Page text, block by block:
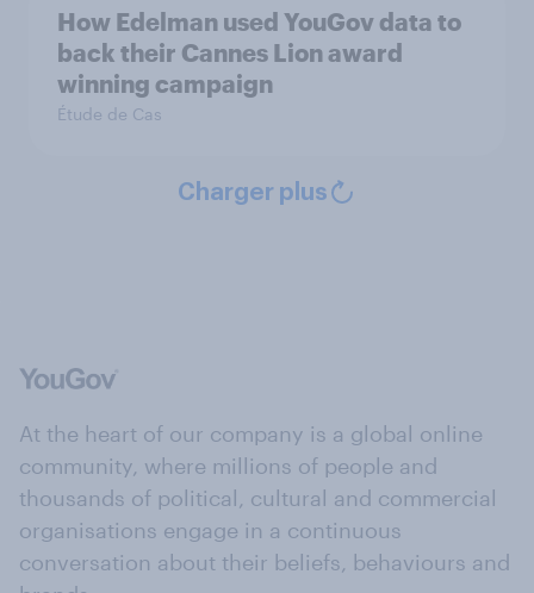
How Edelman used YouGov data to
back their Cannes Lion award
winning campaign
Étude de Cas
Charger plus
At the heart of our company is a global online
community, where millions of people and
thousands of political, cultural and commercial
organisations engage in a continuous
conversation about their beliefs, behaviours and